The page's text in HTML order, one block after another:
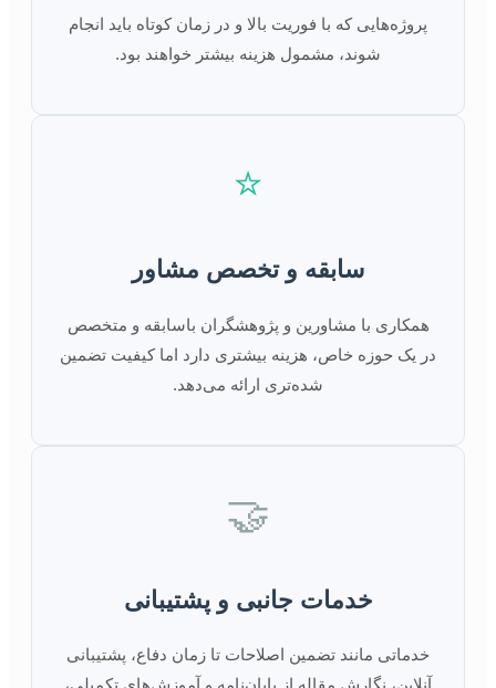
پروژه‌هایی که با فوریت بالا و در زمان کوتاه باید انجام
شوند، مشمول هزینه بیشتر خواهند بود.
⭐
سابقه و تخصص مشاور
همکاری با مشاورین و پژوهشگران باسابقه و متخصص
در یک حوزه خاص، هزینه بیشتری دارد اما کیفیت تضمین
شده‌تری ارائه می‌دهد.
🤝
خدمات جانبی و پشتیبانی
خدماتی مانند تضمین اصلاحات تا زمان دفاع، پشتیبانی